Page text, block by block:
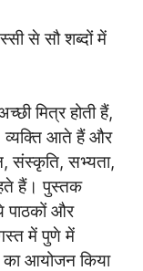
से सौ शब्दों में
मित्र होती हैं,
व्यक्ति आते हैं और
संस्कृति, सभ्यता,
हैं। पुस्तक
पाठकों और
में पुणे में
का आयोजन किया